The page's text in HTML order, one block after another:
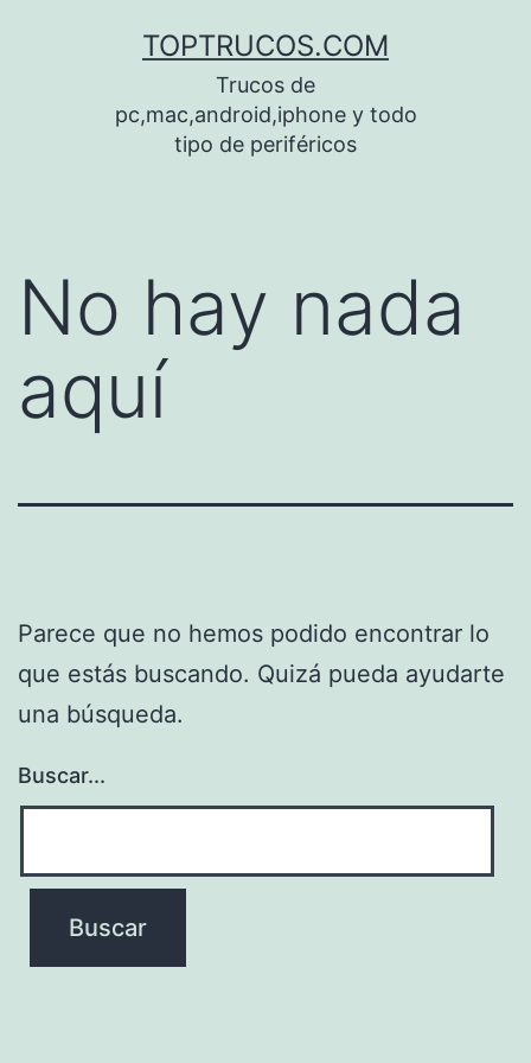
TOPTRUCOS.COM
Trucos de
pc,mac,android,iphone y todo
tipo de periféricos
No hay nada
aquí
Parece que no hemos podido encontrar lo
que estás buscando. Quizá pueda ayudarte
una búsqueda.
Buscar...